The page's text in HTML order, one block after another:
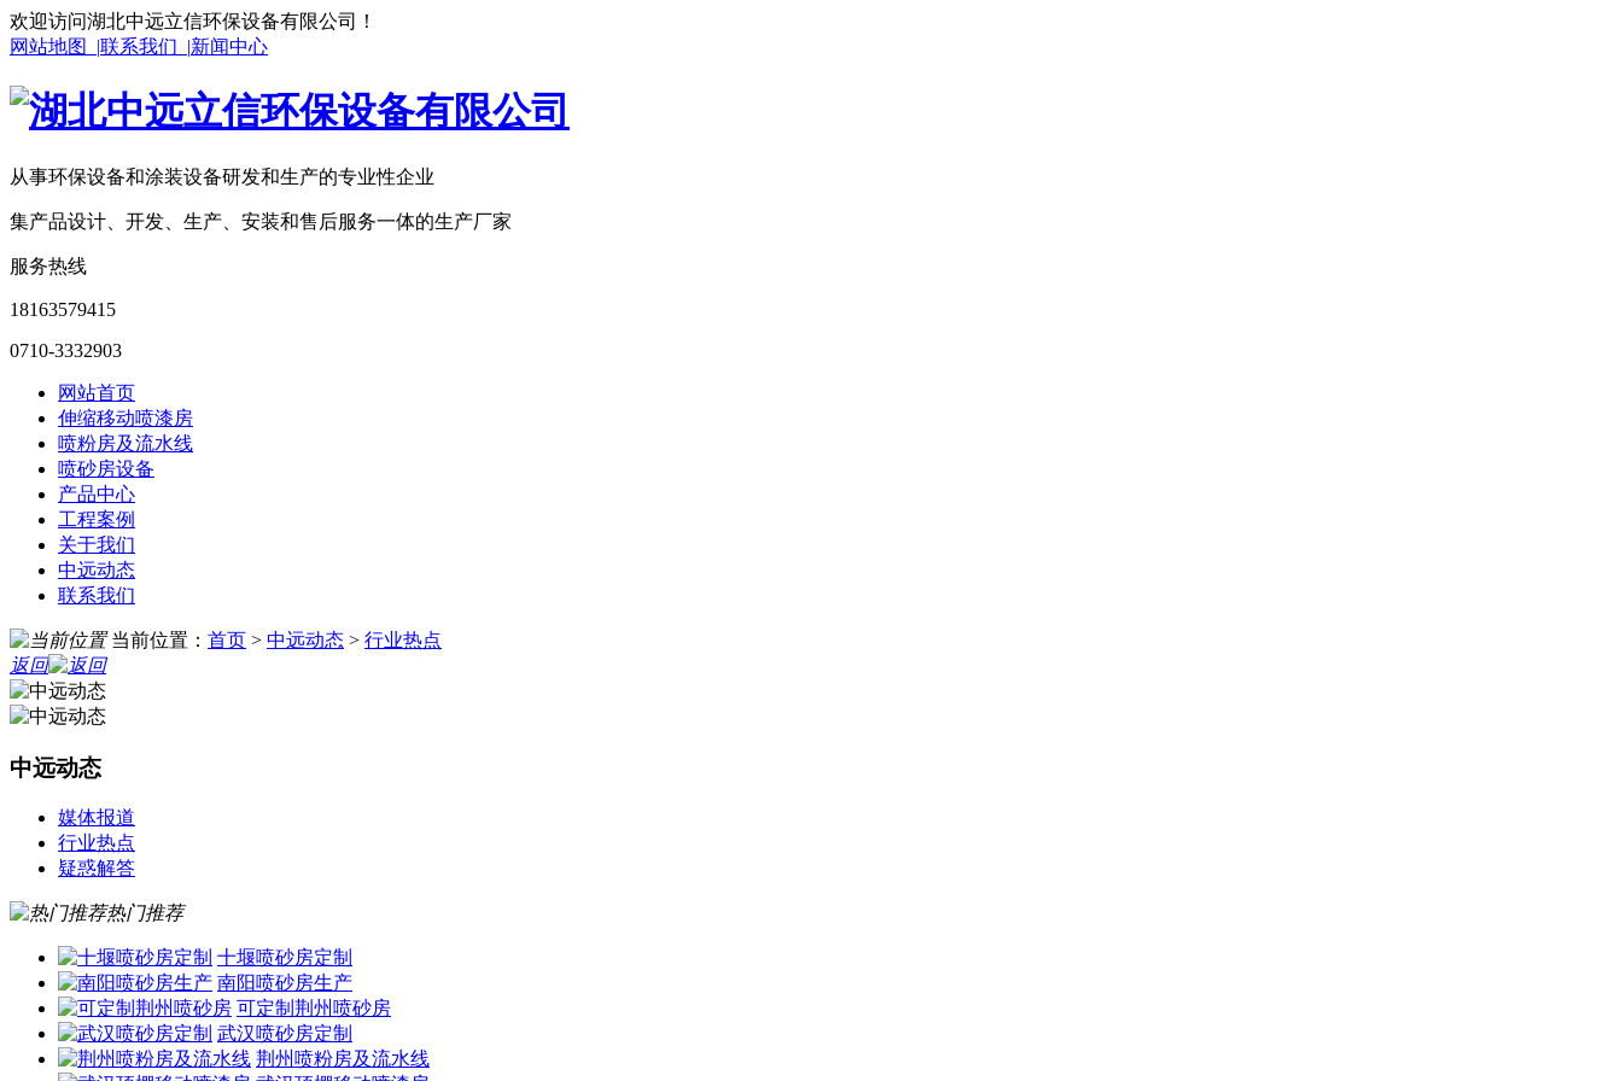
欢迎访问湖北中远立信环保设备有限公司！
网站地图 |联系我们 |新闻中心
从事环保设备和涂装设备研发和生产的专业性企业
集产品设计、开发、生产、安装和售后服务一体的生产厂家
服务热线
18163579415
0710-3332903
网站首页
伸缩移动喷漆房
喷粉房及流水线
喷砂房设备
产品中心
工程案例
关于我们
中远动态
联系我们
当前位置： 首页 > 中远动态 > 行业热点
返回
中远动态
媒体报道
行业热点
疑惑解答
热门推荐
十堰喷砂房定制
南阳喷砂房生产
可定制荆州喷砂房
武汉喷砂房定制
荆州喷粉房及流水线